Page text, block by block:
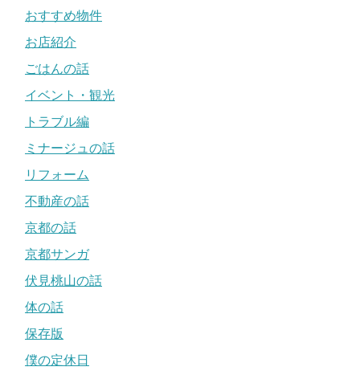
おすすめ物件
お店紹介
ごはんの話
イベント・観光
トラブル編
ミナージュの話
リフォーム
不動産の話
京都の話
京都サンガ
伏見桃山の話
体の話
保存版
僕の定休日